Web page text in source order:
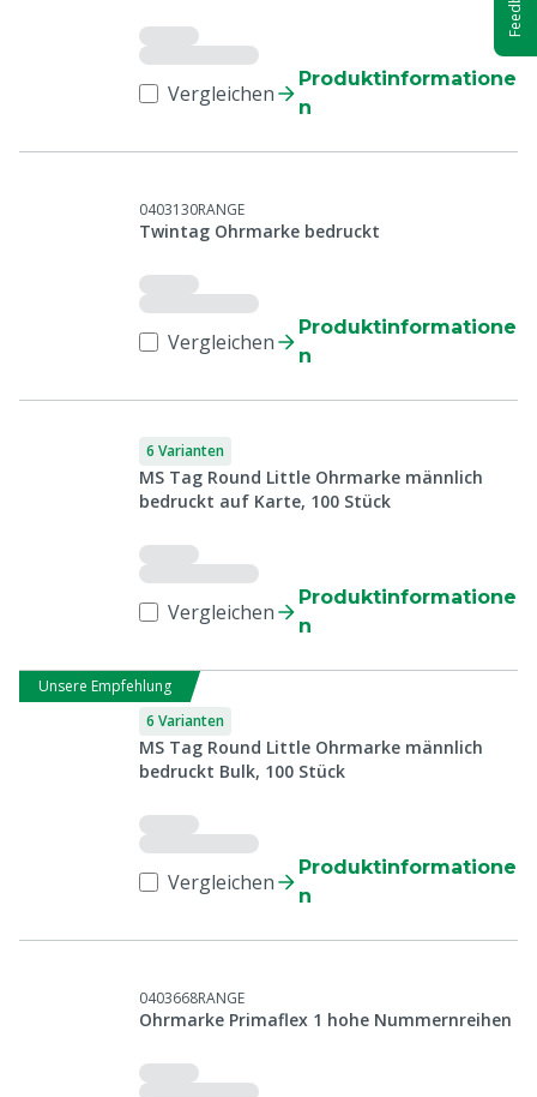
Vergleichen
Produktinformatione
n
0403130RANGE
Twintag Ohrmarke bedruckt
Vergleichen
Produktinformatione
n
6 Varianten
MS Tag Round Little Ohrmarke männlich
bedruckt auf Karte, 100 Stück
Vergleichen
Produktinformatione
n
Unsere Empfehlung
6 Varianten
MS Tag Round Little Ohrmarke männlich
bedruckt Bulk, 100 Stück
Vergleichen
Produktinformatione
n
0403668RANGE
Ohrmarke Primaflex 1 hohe Nummernreihen